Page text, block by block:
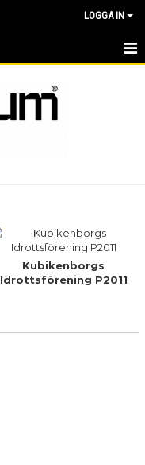
LOGGA IN
Kubikenborgs
Idrottsförening P2011